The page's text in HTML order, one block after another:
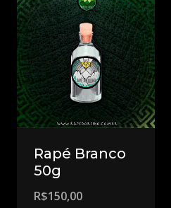
Rapé Branco
50g
R$150,00